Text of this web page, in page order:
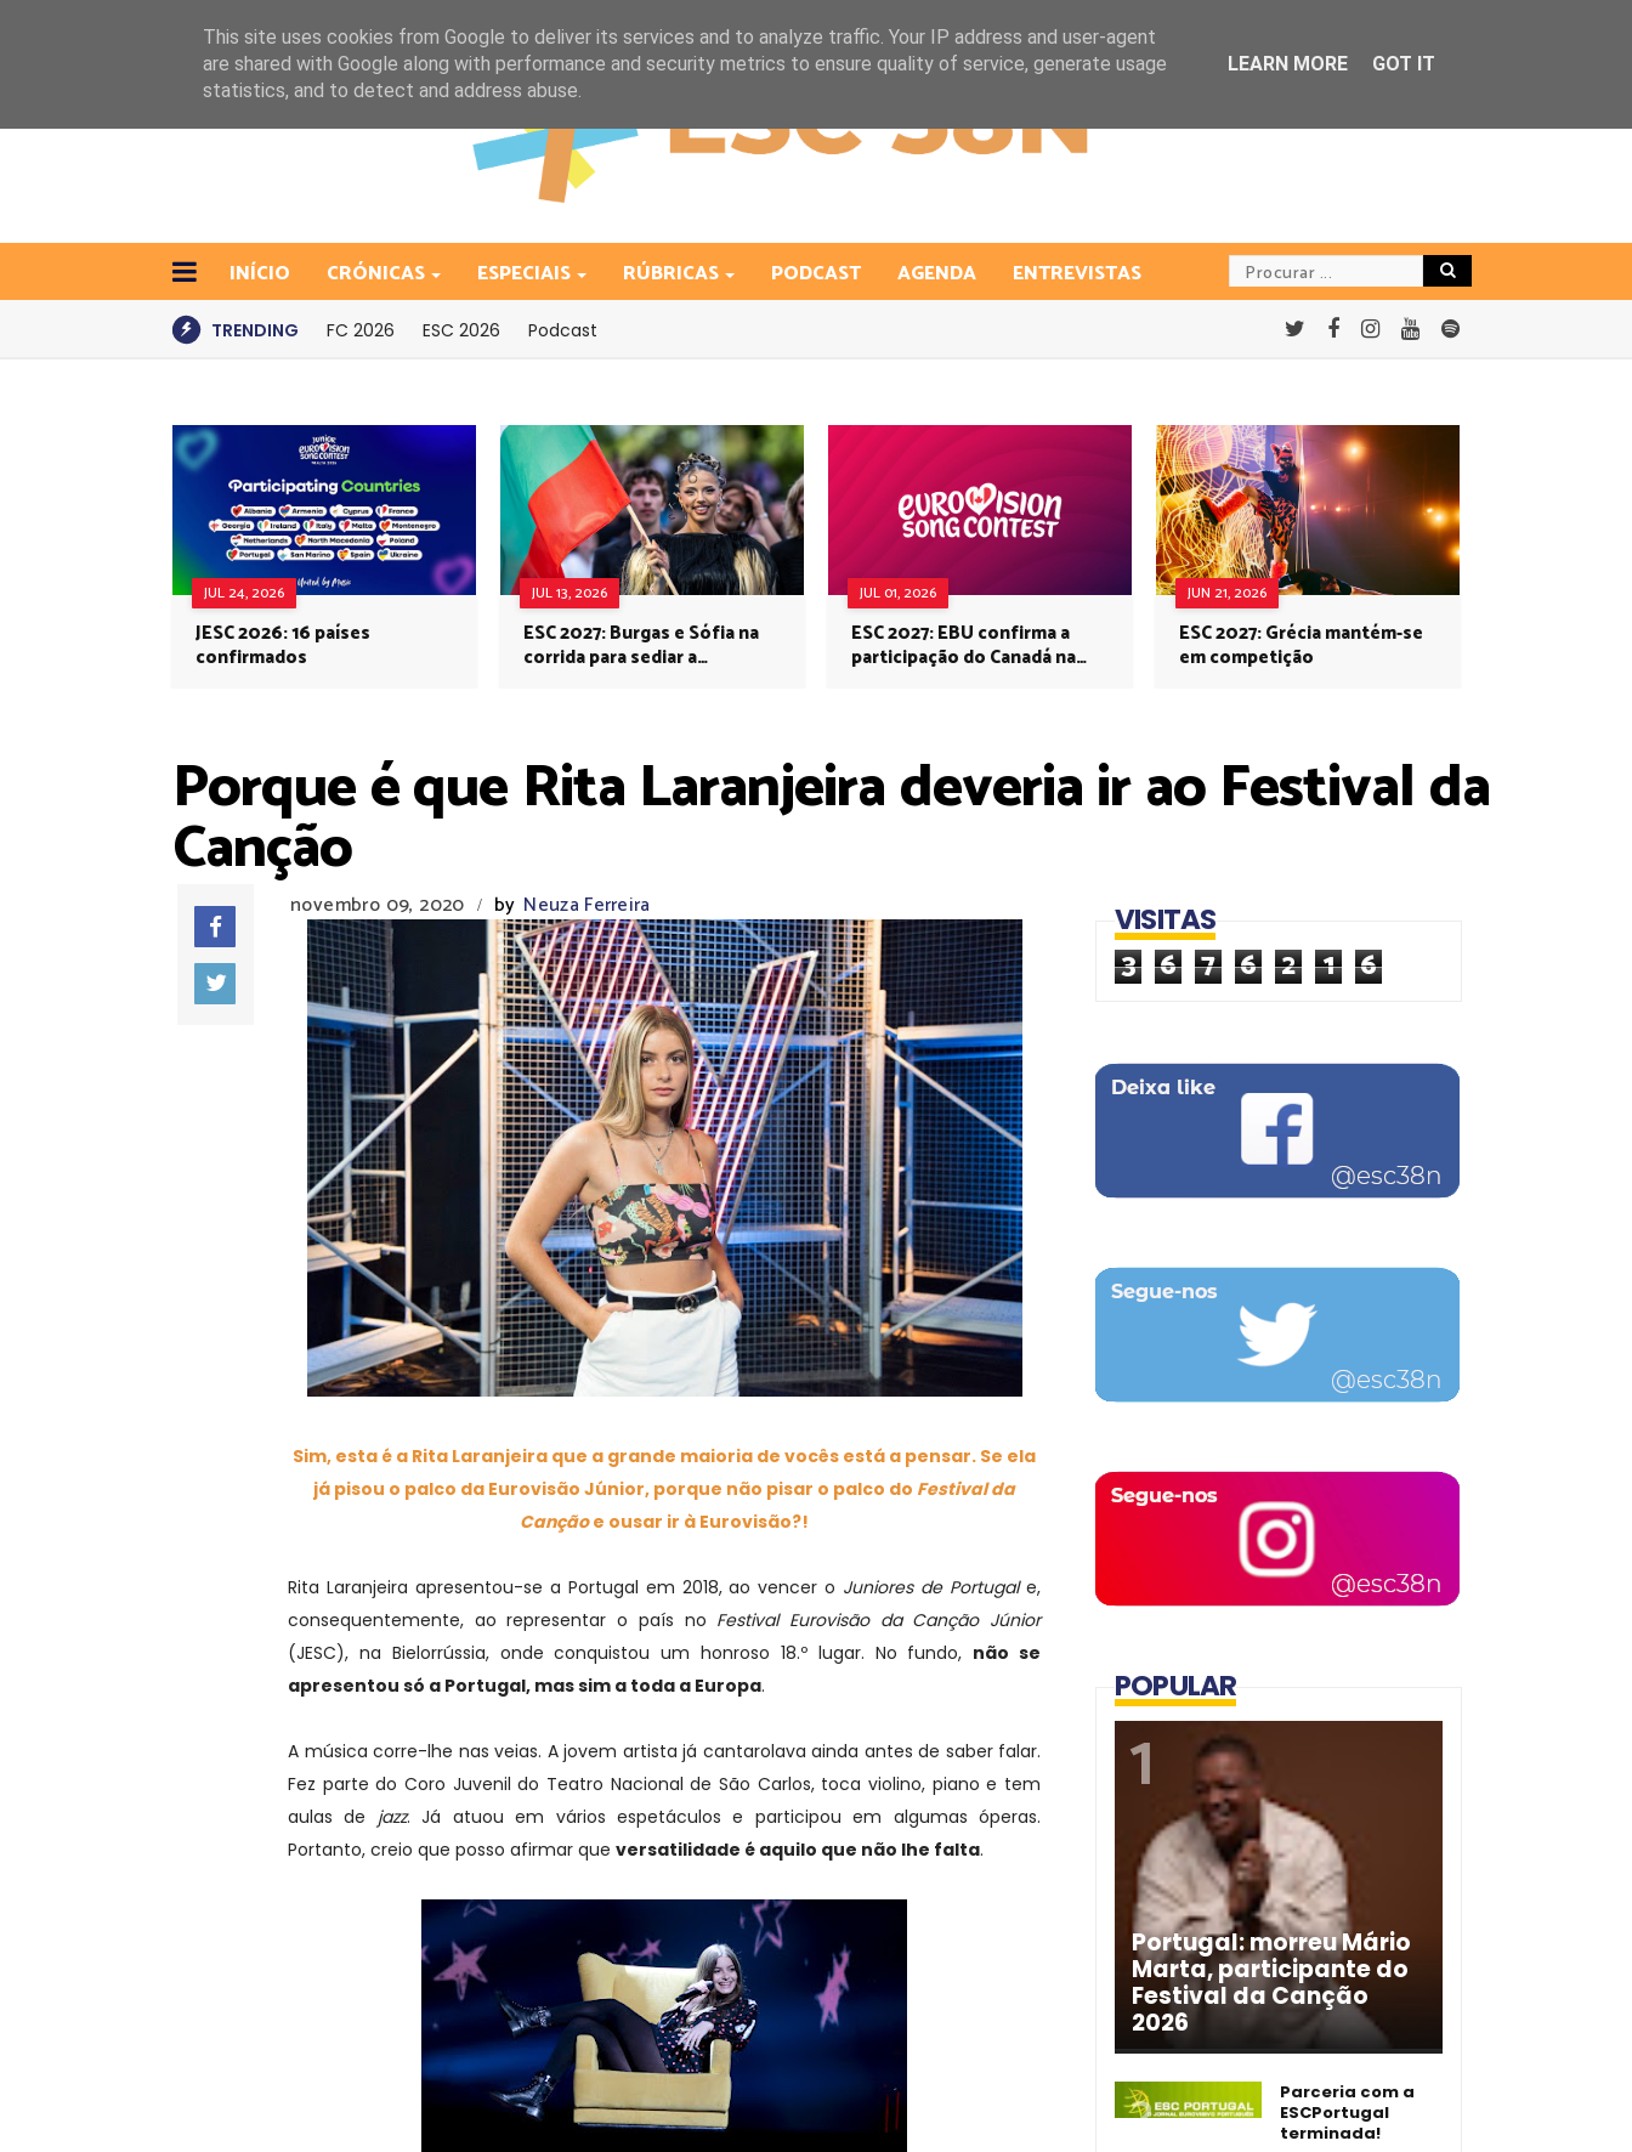
INÍCIO CRÓNICAS ESPECIAIS RÚBRICAS PODCAST AGENDA ENTREVISTAS
TRENDING FC 2026 ESC 2026 Podcast
JUL 24, 2026
JESC 2026: 16 países
confirmados
JUL 13, 2026
ESC 2027: Burgas e Sófia na
corrida para sediar a
JUL 01, 2026
ESC 2027: EBU confirma a
participação do Canadá na
JUN 21, 2026
ESC 2027: Grécia mantém-se
em competição
Porque é que Rita Laranjeira deveria ir ao Festival da
Canção
novembro 09, 2020 / by Neuza Ferreira
Sim, esta é a Rita Laranjeira que a grande maioria de vocês está a pensar. Se ela
já pisou o palco da Eurovisão Júnior, porque não pisar o palco do Festival da
Cançãoe ousar ir à Eurovisão?!
Rita Laranjeira apresentou-se a Portugal em 2018, ao vencer o Juniores de Portugale,
consequentemente, ao representar o país no Festival Eurovisão da Canção Júnior
(JESC), na Bielorrússia, onde conquistou um honroso 18.º lugar. No fundo, não se
apresentou só a Portugal, mas sim a toda a Europa.
A música corre-lhe nas veias. A jovem artista já cantarolava ainda antes de saber falar.
Fez parte do Coro Juvenil do Teatro Nacional de São Carlos, toca violino, piano e tem
aulas de jazz. Já atuou em vários espetáculos e participou em algumas óperas.
Portanto, creio que posso afirmar que versatilidade é aquilo que não lhe falta.
VISITAS
3 6 7 6 2 1 6
POPULAR
Portugal: morreu Mário
Marta, participante do
Festival da Canção
2026
Parceria com a
ESCPortugal
terminada!
This site uses cookies from Google to deliver its services and to analyze traffic. Your IP address and user-agent
are shared with Google along with performance and security metrics to ensure quality of service, generate usage
statistics, and to detect and address abuse.
LEARN MORE GOT IT